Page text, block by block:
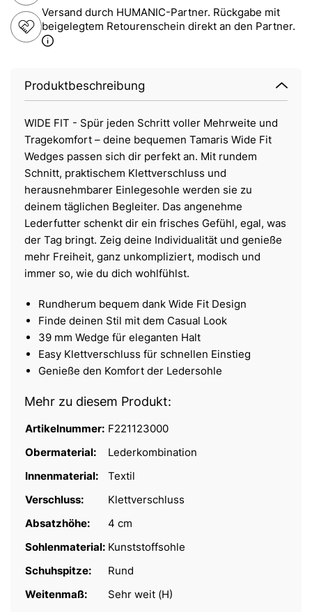
Versand durch HUMANIC-Partner. Rückgabe mit
beigelegtem Retourenschein direkt an den Partner.
Produktbeschreibung
WIDE FIT - Spür jeden Schritt voller Mehrweite und
Tragekomfort – deine bequemen Tamaris Wide Fit
Wedges passen sich dir perfekt an. Mit rundem
Schnitt, praktischem Klettverschluss und
herausnehmbarer Einlegesohle werden sie zu
deinem täglichen Begleiter. Das angenehme
Lederfutter schenkt dir ein frisches Gefühl, egal, was
der Tag bringt. Zeig deine Individualität und genieße
mehr Freiheit, ganz unkompliziert, modisch und
immer so, wie du dich wohlfühlst.
Rundherum bequem dank Wide Fit Design
Finde deinen Stil mit dem Casual Look
39 mm Wedge für eleganten Halt
Easy Klettverschluss für schnellen Einstieg
Genieße den Komfort der Ledersohle
Mehr zu diesem Produkt:
Artikelnummer: F221123000
Obermaterial:
Lederkombination
Innenmaterial:
Textil
Verschluss:
Klettverschluss
Absatzhöhe:
4 cm
Sohlenmaterial: Kunststoffsohle
Schuhspitze:
Rund
Weitenmaß:
Sehr weit (H)